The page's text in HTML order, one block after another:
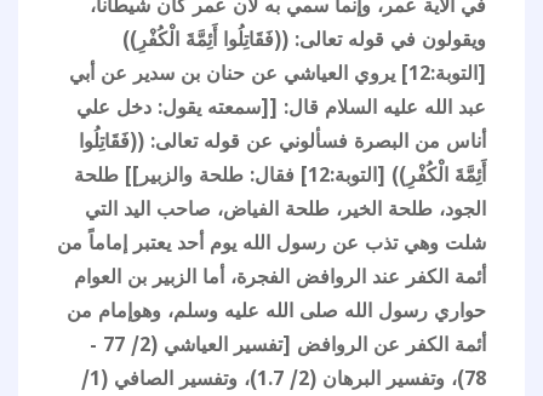
في الآية عمر، وإنما سمي به لأن عمر كان شيطاناً،
ويقولون في قوله تعالى: ((فَقَاتِلُوا أَئِمَّةَ الْكُفْرِ))
[التوبة:12] يروي العياشي عن حنان بن سدير عن أبي
عبد الله عليه السلام قال: [[سمعته يقول: دخل علي
أناس من البصرة فسألوني عن قوله تعالى: ((فَقَاتِلُوا
أَئِمَّةَ الْكُفْرِ)) [التوبة:12] فقال: طلحة والزبير]] طلحة
الجود، طلحة الخير، طلحة الفياض، صاحب اليد التي
شلت وهي تذب عن رسول الله يوم أحد يعتبر إماماً من
أئمة الكفر عند الروافض الفجرة، أما الزبير بن العوام
حواري رسول الله صلى الله عليه وسلم، وهوإمام من
أئمة الكفر عن الروافض [تفسير العياشي (2/ 77 -
78)، وتفسير البرهان (2/ 1.7)، وتفسير الصافي (1/